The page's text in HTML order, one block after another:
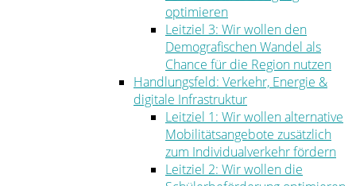
optimieren
Leitziel 3: Wir wollen den
Demografischen Wandel als
Chance für die Region nutzen
Handlungsfeld: Verkehr, Energie &
digitale Infrastruktur
Leitziel 1: Wir wollen alternative
Mobilitätsangebote zusätzlich
zum Individualverkehr fördern
Leitziel 2: Wir wollen die